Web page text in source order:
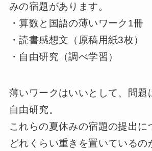
みの宿題があります。
・算数と国語の薄いワーク1冊
・読書感想文（原稿用紙3枚）
・自由研究（調べ学習）
薄いワークはいいとして、問題
自由研究。
これらの夏休みの宿題の提出に
どれくらい重きを置いているの